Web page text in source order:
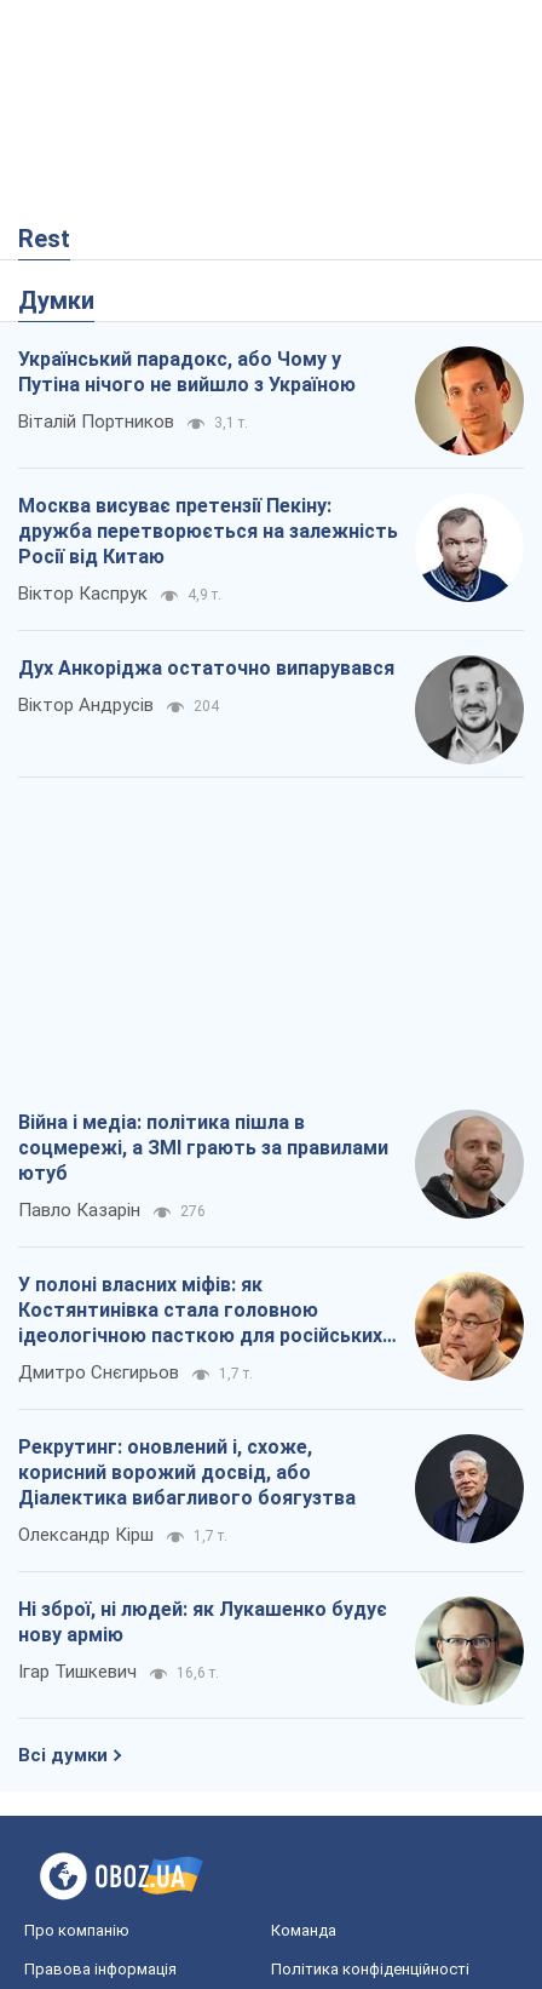
Rest
Думки
Український парадокс, або Чому у
Путіна нічого не вийшло з Україною
Віталій Портников 3,1 т.
Москва висуває претензії Пекіну:
дружба перетворюється на залежність
Росії від Китаю
Віктор Каспрук 4,9 т.
Дух Анкоріджа остаточно випарувався
Віктор Андрусів 204
Війна і медіа: політика пішла в
соцмережі, а ЗМІ грають за правилами
ютуб
Павло Казарін 276
У полоні власних міфів: як
Костянтинівка стала головною
ідеологічною пасткою для російських
окупантів
Дмитро Снєгирьов 1,7 т.
Рекрутинг: оновлений і, схоже,
корисний ворожий досвід, або
Діалектика вибагливого боягузтва
Олександр Кірш 1,7 т.
Ні зброї, ні людей: як Лукашенко будує
нову армію
Ігар Тишкевич 16,6 т.
Всі думки
Про компанію Команда
Правова інформація Політика конфіденційності